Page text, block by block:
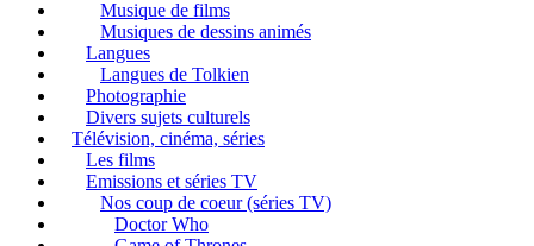
Musique de films
Musiques de dessins animés
Langues
Langues de Tolkien
Photographie
Divers sujets culturels
Télévision, cinéma, séries
Les films
Emissions et séries TV
Nos coup de coeur (séries TV)
Doctor Who